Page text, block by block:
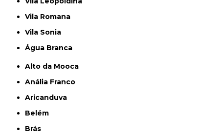
Vila Romana
Vila Sonia
Água Branca
Alto da Mooca
Anália Franco
Aricanduva
Belém
Brás